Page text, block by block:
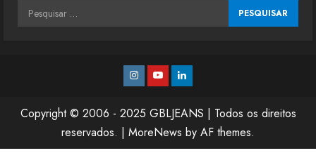
Pesquisar
Instagram
YoutubeLinkedin
Copyright © 2006 - 2025 GBLJEANS | Todos os direitos
reservados. | MoreNews by AF themes.